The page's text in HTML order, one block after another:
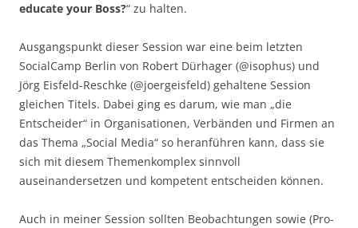
educate your Boss?“ zu halten.
Ausgangspunkt dieser Session war eine beim letzten
SocialCamp Berlin von Robert Dürhager (@isophus) und
Jörg Eisfeld-Reschke (@joergeisfeld) gehaltene Session
gleichen Titels. Dabei ging es darum, wie man „die
Entscheider“ in Organisationen, Verbänden und Firmen an
das Thema „Social Media“ so heranführen kann, dass sie
sich mit diesem Themenkomplex sinnvoll
auseinandersetzen und kompetent entscheiden können.
Auch in meiner Session sollten Beobachtungen sowie (Pro-